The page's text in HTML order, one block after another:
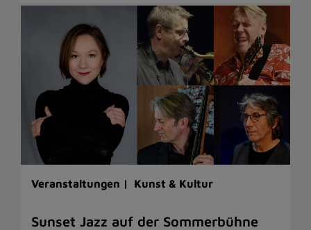
Veranstaltungen | Kunst & Kultur
Sunset Jazz auf der Sommerbühne